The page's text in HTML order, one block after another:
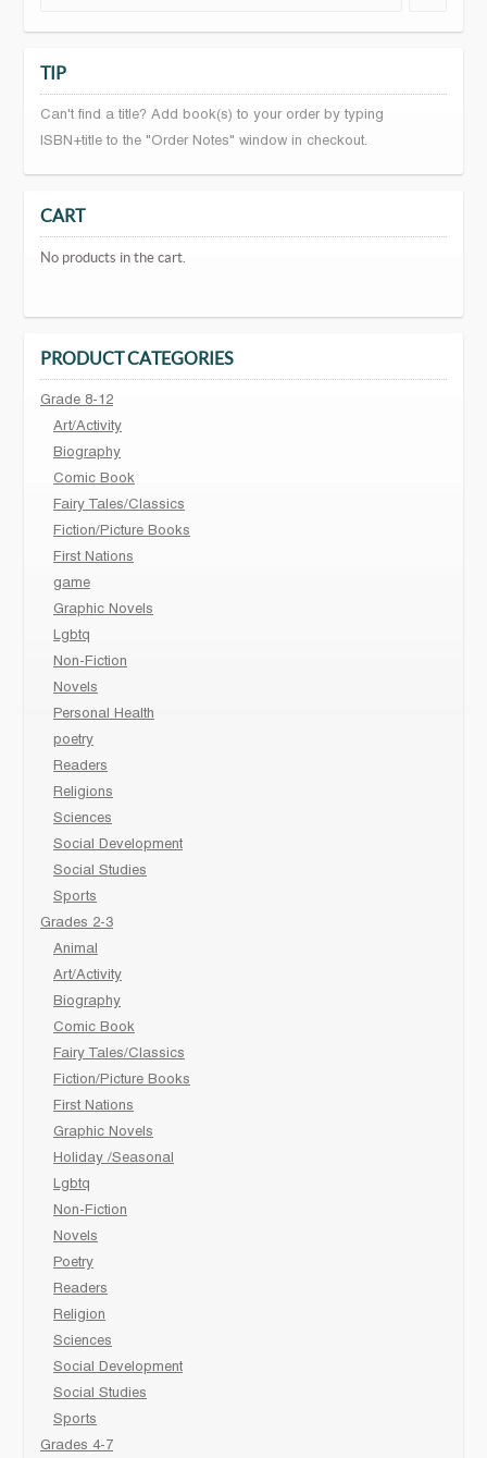
TIP
Can't find a title? Add book(s) to your order by typing
ISBN+title to the "Order Notes" window in checkout.
CART
No products in the cart.
PRODUCT CATEGORIES
Grade 8-12
Art/Activity
Biography
Comic Book
Fairy Tales/Classics
Fiction/Picture Books
First Nations
game
Graphic Novels
Lgbtq
Non-Fiction
Novels
Personal Health
poetry
Readers
Religions
Sciences
Social Development
Social Studies
Sports
Grades 2-3
Animal
Art/Activity
Biography
Comic Book
Fairy Tales/Classics
Fiction/Picture Books
First Nations
Graphic Novels
Holiday /Seasonal
Lgbtq
Non-Fiction
Novels
Poetry
Readers
Religion
Sciences
Social Development
Social Studies
Sports
Grades 4-7